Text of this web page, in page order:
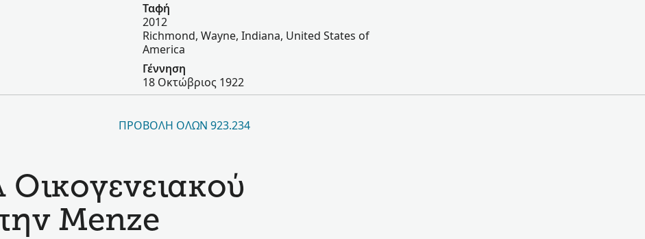
Ταφή
2012
Richmond, Wayne, Indiana, United States of
America
Γέννηση
18 Οκτώβριος 1922
ΠΡΟΒΟΛΉ ΌΛΩΝ 923.234
Menze